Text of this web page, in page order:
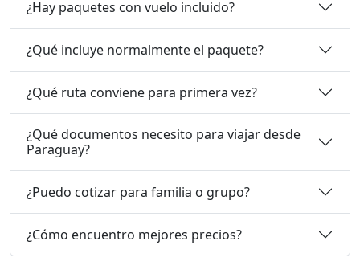
¿Hay paquetes con vuelo incluido?
¿Qué incluye normalmente el paquete?
¿Qué ruta conviene para primera vez?
¿Qué documentos necesito para viajar desde
Paraguay?
¿Puedo cotizar para familia o grupo?
¿Cómo encuentro mejores precios?